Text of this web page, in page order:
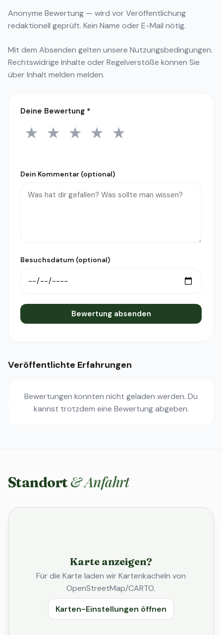
Anonyme Bewertung — wird vor Veröffentlichung
redaktionell geprüft. Kein Name oder E-Mail nötig.
Mit dem Absenden gelten unsere Nutzungsbedingungen.
Rechtswidrige Inhalte oder Regelverstöße können Sie
überInhalt melden melden.
Deine Bewertung *
1 Stern
★ 2 Sterne
★ 3 Sterne
★ 4 Sterne
★ 5 Sterne
★
Dein Kommentar (optional)
Besuchsdatum (optional)
Bewertung absenden
Veröffentlichte Erfahrungen
Bewertungen konnten nicht geladen werden. Du
kannst trotzdem eine Bewertung abgeben.
Standort & Anfahrt
Karte anzeigen?
Für die Karte laden wir Kartenkacheln von
OpenStreetMap/CARTO.
Karten-Einstellungen öffnen